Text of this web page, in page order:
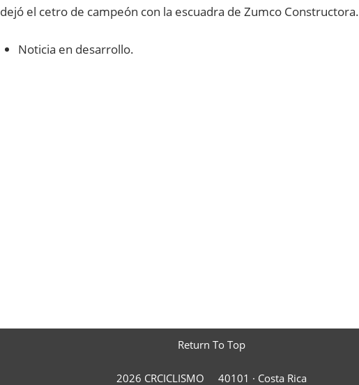
dejó el cetro de campeón con la escuadra de Zumco Constructora.
Noticia en desarrollo.
Return To Top
2026 CRCICLISMO 40101 · Costa Rica